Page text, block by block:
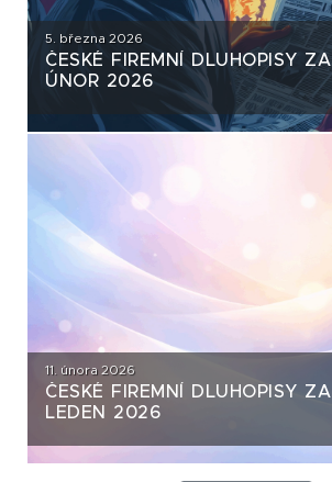
5. března 2026
ČESKÉ FIREMNÍ DLUHOPISY ZA
ÚNOR 2026
11. února 2026
ČESKÉ FIREMNÍ DLUHOPISY ZA
LEDEN 2026